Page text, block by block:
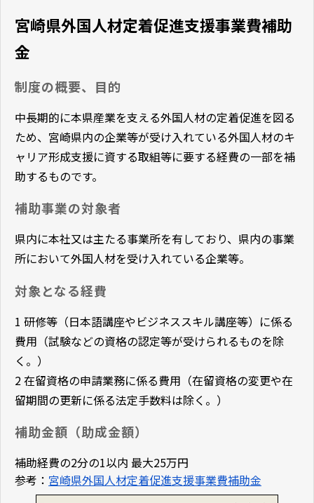
宮崎県外国人材定着促進支援事業費補助
金
制度の概要、目的
中長期的に本県産業を支える外国人材の定着促進を図る
ため、宮崎県内の企業等が受け入れている外国人材のキ
ャリア形成支援に資する取組等に要する経費の一部を補
助するものです。
補助事業の対象者
県内に本社又は主たる事業所を有しており、県内の事業
所において外国人材を受け入れている企業等。
対象となる経費
1 研修等（日本語講座やビジネススキル講座等）に係る
費用（試験などの資格の認定等が受けられるものを除
く。）
2 在留資格の申請業務に係る費用（在留資格の変更や在
留期間の更新に係る法定手数料は除く。）
補助金額（助成金額）
補助経費の2分の1以内 最大25万円
参考： 宮崎県外国人材定着促進支援事業費補助金